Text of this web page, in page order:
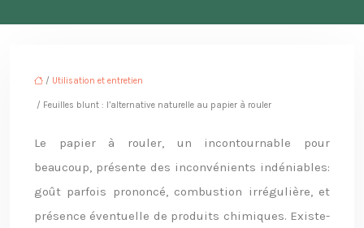
/ Utilisation et entretien
/ Feuilles blunt : l’alternative naturelle au papier à rouler
Le papier à rouler, un incontournable pour
beaucoup, présente des inconvénients indéniables:
goût parfois prononcé, combustion irrégulière, et
présence éventuelle de produits chimiques. Existe-